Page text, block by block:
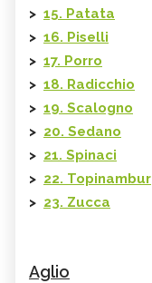
> 15. Patata
> 16. Piselli
> 17. Porro
> 18. Radicchio
> 19. Scalogno
> 20. Sedano
> 21. Spinaci
> 22. Topinambur
> 23. Zucca
Aglio